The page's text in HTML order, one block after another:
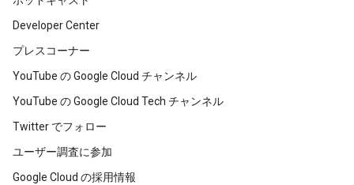
Developer Center
プレスコーナー
YouTube の Google Cloud チャンネル
YouTube の Google Cloud Tech チャンネル
Twitter でフォロー
ユーザー調査に参加
Google Cloud の採用情報